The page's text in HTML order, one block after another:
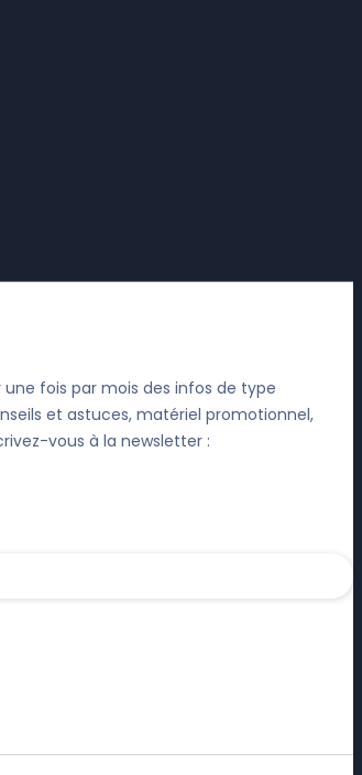
fois par mois des infos de type
et astuces, matériel promotionnel,
vous à la newsletter :